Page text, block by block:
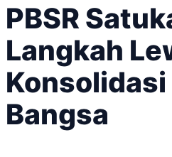
PBSR
Langkah
Bangsa